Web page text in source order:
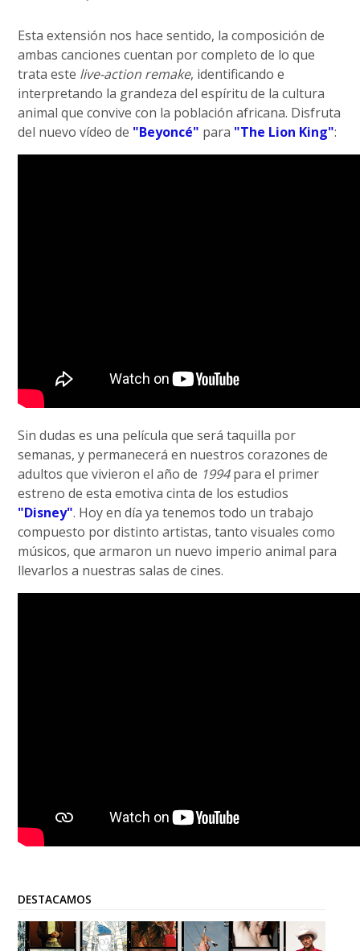
Esta extensión nos hace sentido, la composición de
ambas canciones cuentan por completo de lo que
trata este live-action remake, identificando e
interpretando la grandeza del espíritu de la cultura
animal que convive con la población africana. Disfruta
del nuevo vídeo de "Beyoncé" para "The Lion King":
Sin dudas es una película que será taquilla por
semanas, y permanecerá en nuestros corazones de
adultos que vivieron el año de 1994para el primer
estreno de esta emotiva cinta de los estudios
"Disney". Hoy en día ya tenemos todo un trabajo
compuesto por distinto artistas, tanto visuales como
músicos, que armaron un nuevo imperio animal para
llevarlos a nuestras salas de cines.
DESTACAMOS